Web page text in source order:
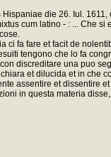
die 26. Iul.
cum latino - : ... Che
fa fare et facit de
tengono che lo fa
discreditare una puo
et dilucida et in
assentire et dissentire
in questa materia